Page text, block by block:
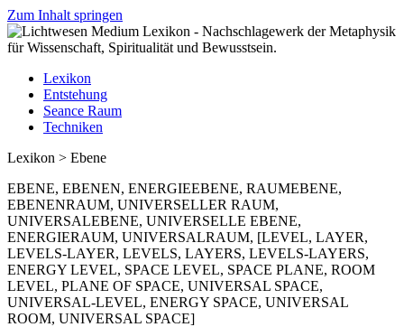
Zum Inhalt springen
Lexikon
Entstehung
Seance Raum
Techniken
Lexikon > Ebene
EBENE, EBENEN, ENERGIEEBENE, RAUMEBENE,
EBENENRAUM, UNIVERSELLER RAUM,
UNIVERSALEBENE, UNIVERSELLE EBENE,
ENERGIERAUM, UNIVERSALRAUM, [LEVEL, LAYER,
LEVELS-LAYER, LEVELS, LAYERS, LEVELS-LAYERS,
ENERGY LEVEL, SPACE LEVEL, SPACE PLANE, ROOM
LEVEL, PLANE OF SPACE, UNIVERSAL SPACE,
UNIVERSAL-LEVEL, ENERGY SPACE, UNIVERSAL
ROOM, UNIVERSAL SPACE]